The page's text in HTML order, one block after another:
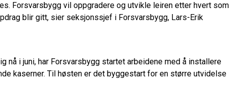
Forsvarsbygg vil oppgradere og utvikle leiren etter hvert som
blir gitt, sier seksjonssjef i Forsvarsbygg, Lars-Erik
nå i juni, har Forsvarsbygg startet arbeidene med å installere
kaserner. Til høsten er det byggestart for en større utvidelse